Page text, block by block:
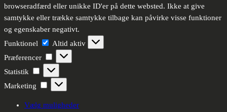
browseradfærd eller unikke ID'er på dette websted. Ikke at give
samtykke eller trække samtykke tilbage kan påvirke visse funktioner
og egenskaber negativt.
Funktionel
Funktionel
Altid aktiv
Præferencer
Præferencer
Statistik Statistik
Marketing Marketing
Vælg muligheder